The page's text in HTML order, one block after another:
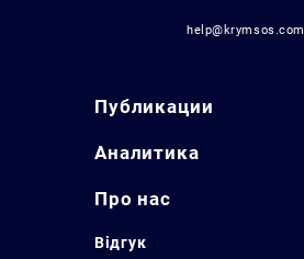
help@krymsos.com
Публикации
Аналитика
Про нас
Відгук